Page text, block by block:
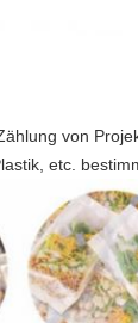
von
etc.